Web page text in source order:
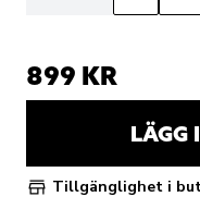
899 KR
LÄGG
Tillgänglighet i